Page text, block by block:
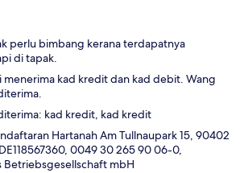
perlu bimbang kerana terdapatnya
di tapak.
menerima kad kredit dan kad debit. Wang
kad kredit, kad kredit
Hartanah Am Tullnaupark 15, 90402
0049 30 265 90 06-0,
Betriebsgesellschaft mbH